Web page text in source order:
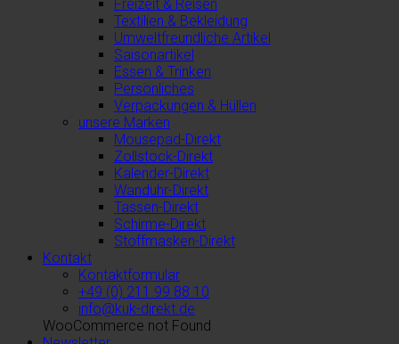
Freizeit & Reisen
Textilien & Bekleidung
Umweltfreundliche Artikel
Saisonartikel
Essen & Trinken
Persönliches
Verpackungen & Hüllen
unsere Marken
Mousepad-Direkt
Zollstock-Direkt
Kalender-Direkt
Wanduhr-Direkt
Tassen-Direkt
Schirme-Direkt
Stoffmasken-Direkt
Kontakt
Kontaktformular
+49 (0) 211 99 88 10
info@kuk-direkt.de
WooCommerce not Found